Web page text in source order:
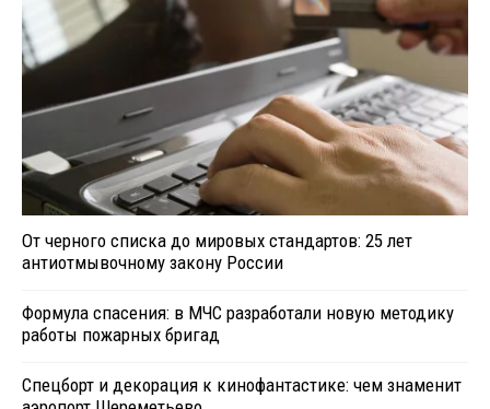
От черного списка до мировых стандартов: 25 лет
антиотмывочному закону России
Формула спасения: в МЧС разработали новую методику
работы пожарных бригад
Спецборт и декорация к кинофантастике: чем знаменит